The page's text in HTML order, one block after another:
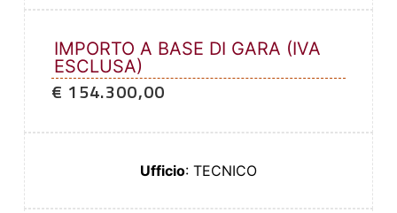
IMPORTO A BASE DI GARA (IVA
ESCLUSA)
€ 154.300,00
Ufficio: TECNICO